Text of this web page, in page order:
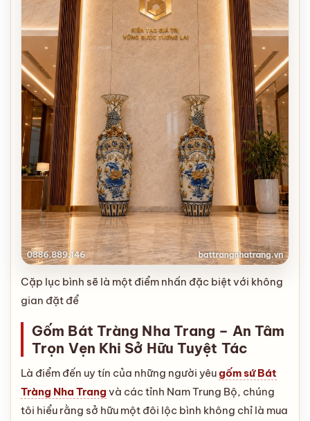
Cặp lục bình sẽ là một điểm nhấn đặc biệt với không
gian đặt để
Gốm Bát Tràng Nha Trang – An Tâm
Trọn Vẹn Khi Sở Hữu Tuyệt Tác
Là điểm đến uy tín của những người yêugốm sứ Bát
Tràng Nha Trang và các tỉnh Nam Trung Bộ, chúng
tôi hiểu rằng sở hữu một đôi lộc bình không chỉ là mua